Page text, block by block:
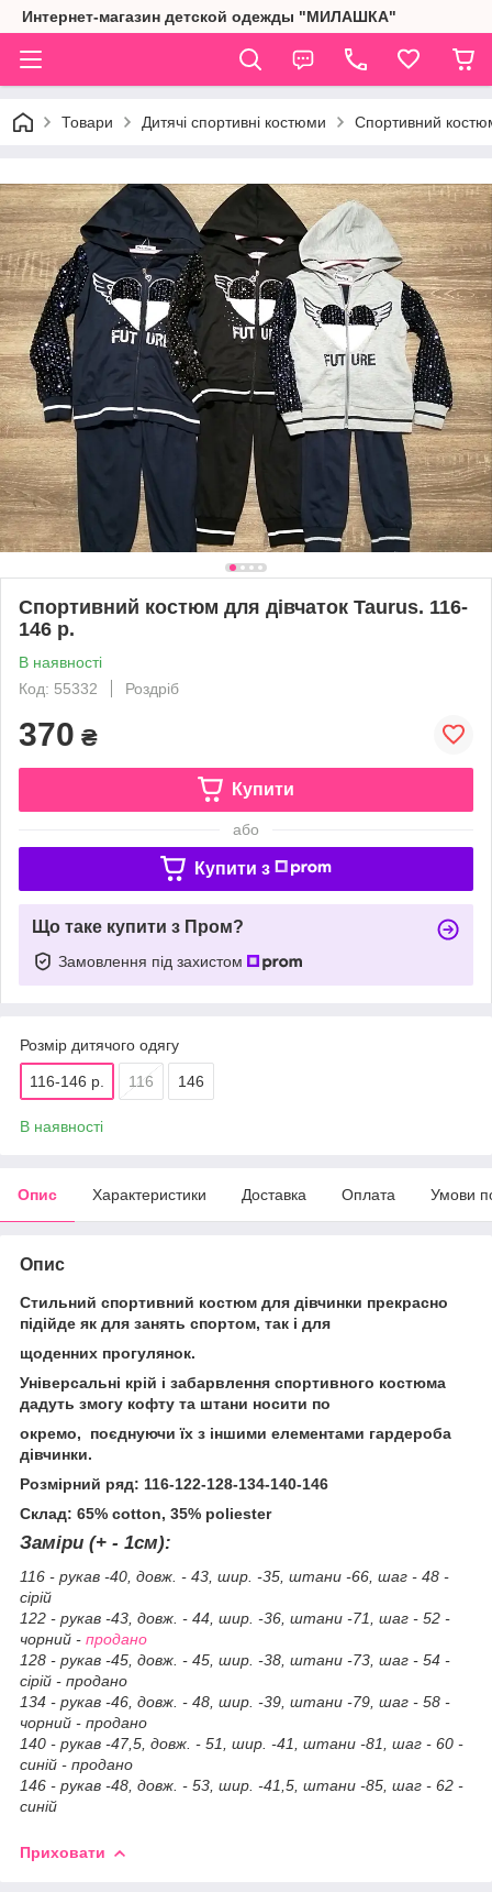
Интернет-магазин детской одежды "МИЛАШКА"
Товари Дитячі спортивні костюми Спортивний
Спортивний костюм для дівчаток Taurus. 116-
146 p.
В наявності
Код: 55332
Роздріб
370 ₴
Купити
або
Купити з
Що таке купити з Пром?
Замовлення під захистом
Розмір дитячого одягу
116-146 р. 116 146
В наявності
Опис Характеристики Доставка Оплата Умови
Опис
Стильний спортивний костюм для дівчинки прекрасно
підійде як для занять спортом, так і для
щоденних прогулянок.
Універсальні крій і забарвлення спортивного костюма
дадуть змогу кофту та штани носити по
окремо, поєднуючи їх з іншими елементами гардероба
дівчинки.
Розмірний ряд: 116-122-128-134-140-146
Склад: 65% cotton, 35% poliester
Заміри (+ - 1см):
116 - рукав -40, довж. - 43, шир. -35, штани -66, шаг - 48 -
сірій
122 - рукав -43, довж. - 44, шир. -36, штани -71, шаг - 52 -
чорний - продано
128 - рукав -45, довж. - 45, шир. -38, штани -73, шаг - 54 -
сірій - продано
134 - рукав -46, довж. - 48, шир. -39, штани -79, шаг - 58 -
чорний - продано
140 - рукав -47,5, довж. - 51, шир. -41, штани -81, шаг - 60 -
синій - продано
146 - рукав -48, довж. - 53, шир. -41,5, штани -85, шаг - 62 -
синій
Приховати